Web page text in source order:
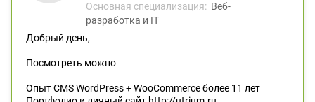
Основная специализация: Веб-
разработка и IT
Добрый день,
Посмотреть можно
Опыт CMS WordPress + WooCommerce более 11 лет